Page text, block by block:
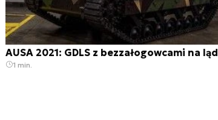
AUSA 2021: GDLS z bezzałogowcami na ląd
1 min.